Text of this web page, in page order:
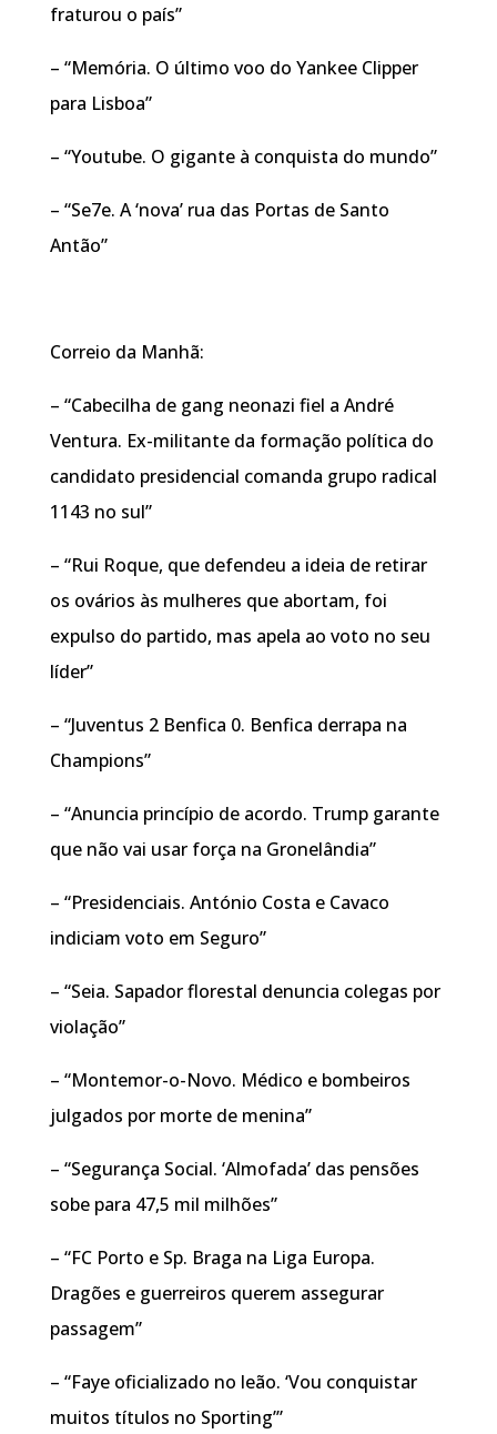
fraturou o país”
– “Memória. O último voo do Yankee Clipper
para Lisboa”
– “Youtube. O gigante à conquista do mundo”
– “Se7e. A ‘nova’ rua das Portas de Santo
Antão”
Correio da Manhã:
– “Cabecilha de gang neonazi fiel a André
Ventura. Ex-militante da formação política do
candidato presidencial comanda grupo radical
1143 no sul”
– “Rui Roque, que defendeu a ideia de retirar
os ovários às mulheres que abortam, foi
expulso do partido, mas apela ao voto no seu
líder”
– “Juventus 2 Benfica 0. Benfica derrapa na
Champions”
– “Anuncia princípio de acordo. Trump garante
que não vai usar força na Gronelândia”
– “Presidenciais. António Costa e Cavaco
indiciam voto em Seguro”
– “Seia. Sapador florestal denuncia colegas por
violação”
– “Montemor-o-Novo. Médico e bombeiros
julgados por morte de menina”
– “Segurança Social. ‘Almofada’ das pensões
sobe para 47,5 mil milhões”
– “FC Porto e Sp. Braga na Liga Europa.
Dragões e guerreiros querem assegurar
passagem”
– “Faye oficializado no leão. ‘Vou conquistar
muitos títulos no Sporting’”